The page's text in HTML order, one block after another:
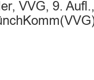
VVG, 9.